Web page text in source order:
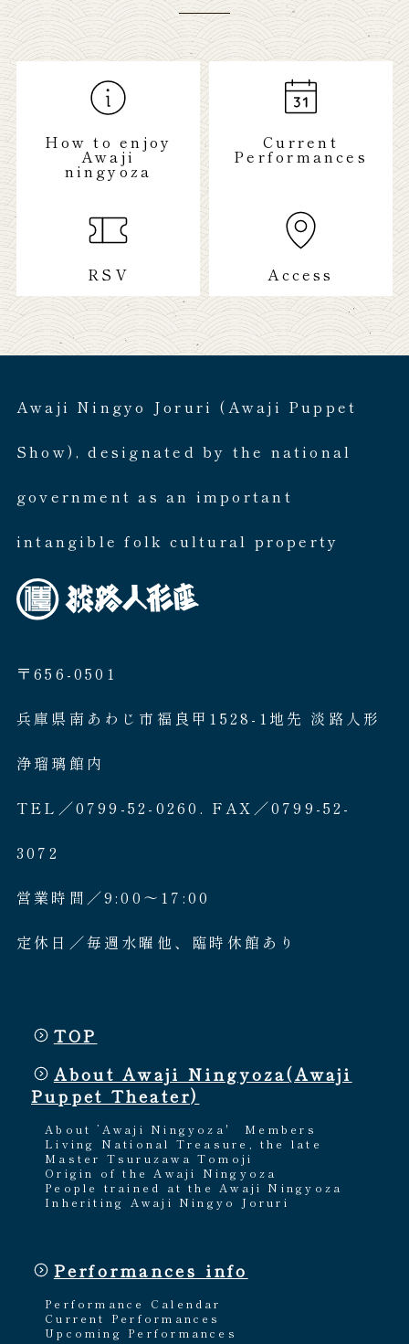
How to enjoy
Awaji
ningyoza
Current
Performances
RSV Access
Awaji Ningyo Joruri (Awaji Puppet
Show), designated by the national
government as an important
intangible folk cultural property
〒656-0501
兵庫県南あわじ市福良甲1528-1地先 淡路人形
浄瑠璃館内
TEL／0799-52-0260. FAX／0799-52-
3072
営業時間／9:00〜17:00
定休日／毎週水曜他、臨時休館あり
TOP
About Awaji Ningyoza(Awaji
Puppet Theater)
About ’Awaji Ningyoza'
Members
Living National Treasure, the late
Master Tsuruzawa Tomoji
Origin of the Awaji Ningyoza
People trained at the Awaji Ningyoza
Inheriting Awaji Ningyo Joruri
Performances info
Performance Calendar
Current Performances
Upcoming Performances